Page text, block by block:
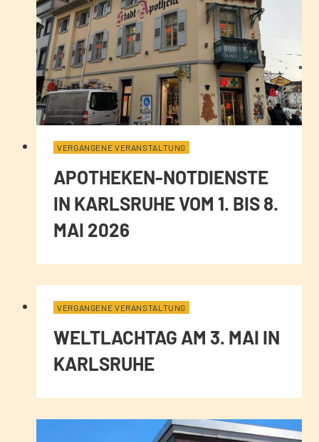
VERGANGENE VERANSTALTUNG
APOTHEKEN-NOTDIENSTE
IN KARLSRUHE VOM 1. BIS 8.
MAI 2026
VERGANGENE VERANSTALTUNG
WELTLACHTAG AM 3. MAI IN
KARLSRUHE